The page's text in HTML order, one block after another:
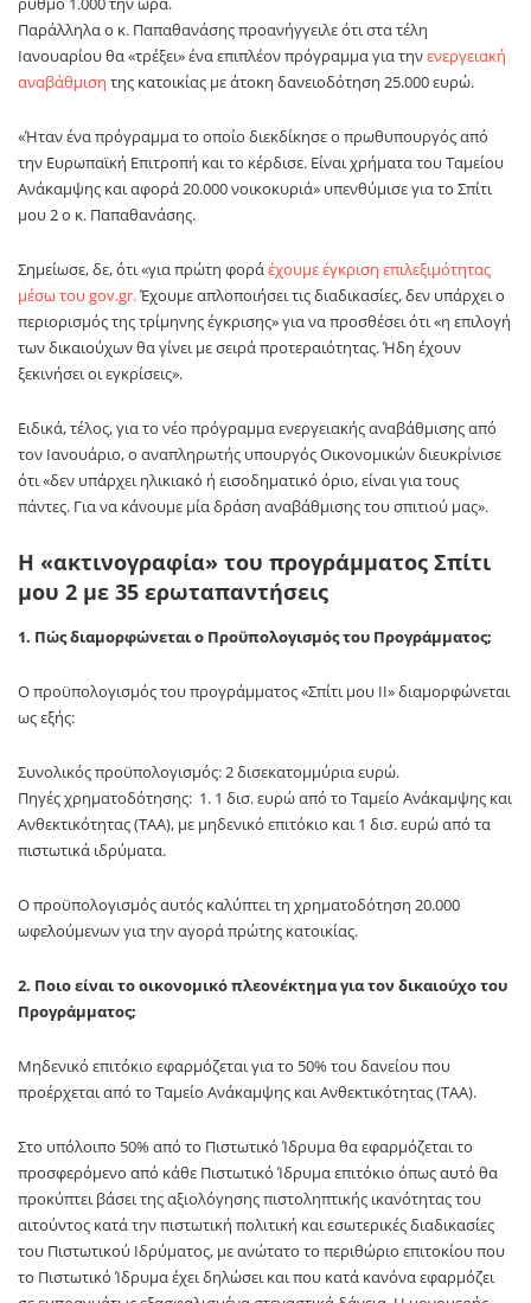
Παράλληλα ο κ. Παπαθανάσης προανήγγειλε ότι στα τέλη
Ιανουαρίου θα «τρέξει» ένα επιπλέον πρόγραμμα για τηνενεργειακή
αναβάθμιση της κατοικίας με άτοκη δανειοδότηση 25.000 ευρώ.
«Ήταν ένα πρόγραμμα το οποίο διεκδίκησε ο πρωθυπουργός από
την Ευρωπαϊκή Επιτροπή και το κέρδισε. Είναι χρήματα του Ταμείου
Ανάκαμψης και αφορά 20.000 νοικοκυριά» υπενθύμισε για το Σπίτι
μου 2 ο κ. Παπαθανάσης.
Σημείωσε, δε, ότι «για πρώτη φοράέχουμε έγκριση επιλεξιμότητας
μέσω του gov.gr.Έχουμε απλοποιήσει τις διαδικασίες, δεν υπάρχει ο
περιορισμός της τρίμηνης έγκρισης» για να προσθέσει ότι «η επιλογή
των δικαιούχων θα γίνει με σειρά προτεραιότητας. Ήδη έχουν
ξεκινήσει οι εγκρίσεις».
Ειδικά, τέλος, για το νέο πρόγραμμα ενεργειακής αναβάθμισης από
τον Ιανουάριο, ο αναπληρωτής υπουργός Οικονομικών διευκρίνισε
ότι «δεν υπάρχει ηλικιακό ή εισοδηματικό όριο, είναι για τους
πάντες. Για να κάνουμε μία δράση αναβάθμισης του σπιτιού μας».
Η «ακτινογραφία» του προγράμματος Σπίτι
μου 2 με 35 ερωταπαντήσεις
1. Πώς διαμορφώνεται ο Προϋπολογισμός του Προγράμματος;
Ο προϋπολογισμός του προγράμματος «Σπίτι μου ΙΙ» διαμορφώνεται
ως εξής:
Συνολικός προϋπολογισμός: 2 δισεκατομμύρια ευρώ.
Πηγές χρηματοδότησης: 1. 1 δισ. ευρώ από το Ταμείο Ανάκαμψης και
Ανθεκτικότητας (ΤΑΑ), με μηδενικό επιτόκιο και 1 δισ. ευρώ από τα
πιστωτικά ιδρύματα.
Ο προϋπολογισμός αυτός καλύπτει τη χρηματοδότηση 20.000
ωφελούμενων για την αγορά πρώτης κατοικίας.
2. Ποιο είναι το οικονομικό πλεονέκτημα για τον δικαιούχο του
Προγράμματος;
Μηδενικό επιτόκιο εφαρμόζεται για το 50% του δανείου που
προέρχεται από το Ταμείο Ανάκαμψης και Ανθεκτικότητας (ΤΑΑ).
Στο υπόλοιπο 50% από το Πιστωτικό Ίδρυμα θα εφαρμόζεται το
προσφερόμενο από κάθε Πιστωτικό Ίδρυμα επιτόκιο όπως αυτό θα
προκύπτει βάσει της αξιολόγησης πιστοληπτικής ικανότητας του
αιτούντος κατά την πιστωτική πολιτική και εσωτερικές διαδικασίες
του Πιστωτικού Ιδρύματος, με ανώτατο το περιθώριο επιτοκίου που
το Πιστωτικό Ίδρυμα έχει δηλώσει και που κατά κανόνα εφαρμόζει